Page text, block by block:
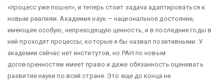
«процесс уже пошел», и теперь стоит задача адаптироваться к
новым реалиям. Академия наук — национальное достояние,
имеющее особую, непреходящую ценность, и в последние годы в
ней проходят процессы, которые я бы назвал позитивными. У
академии сейчас нет институтов, но РАН по новым
договоренностям имеет право и даже обязанность оценивать
развитие науки по всей стране. Это еще до конца не